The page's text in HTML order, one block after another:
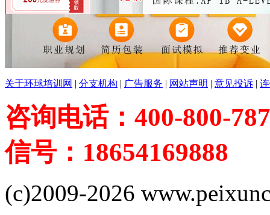
关于环球培训网 | 分支机构 | 广告服务 | 网站声明 | 意见投诉 |
咨询电话：400-800-
信号：18654169888
(c)2009-2026